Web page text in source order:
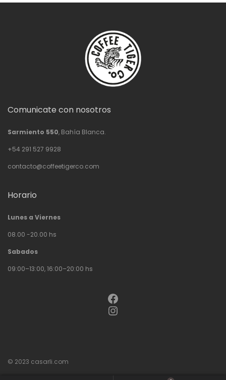
Comunicate con nosotros
Sarmiento 550, Bahía Blanca.
+54 291 527 9928
contacto@coffeetigerco.com
Horario
Lunes a Viernes
08.00 -20.00 hs
Sabados
09:00–13:00, 16:00–20:00 hs
Facebook
Instagram
© 2023 casarli.com